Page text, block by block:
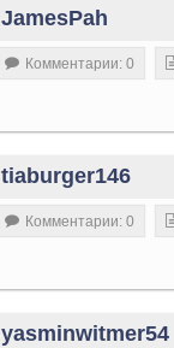
JamesPah
Комментарии: 0
tiaburger146
Комментарии: 0
yasminwitmer54